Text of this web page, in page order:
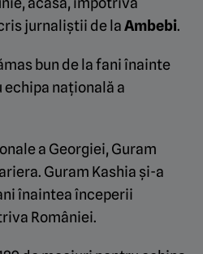
jurnaliștii de laAmbebi.
bun de la fani înainte
națională a
a Georgiei, Guram
Guram Kashia și-a
înaintea începerii
României.